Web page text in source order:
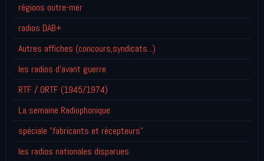
régions outre-mer
radios DAB+
Autres affiches (concours,syndicats...)
les radios d'avant guerre
RTF / ORTF (1945/1974)
La semaine Radiophonique
spéciale "fabricants et récepteurs"
les radios nationales disparues